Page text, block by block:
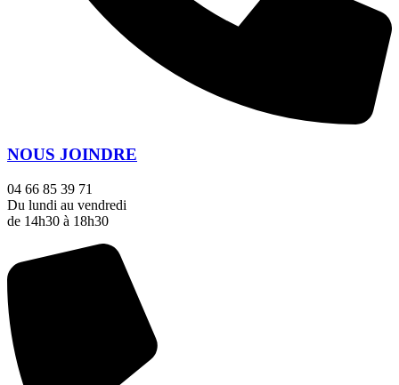
NOUS JOINDRE
04 66 85 39 71
Du lundi au vendredi
de 14h30 à 18h30